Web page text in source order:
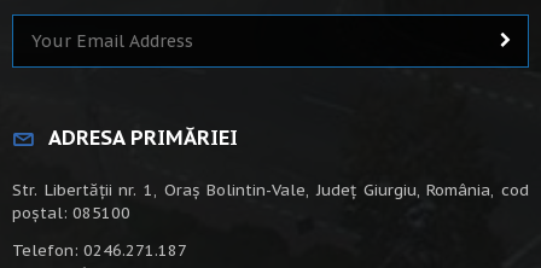
ADRESA PRIMĂRIEI
Str. Libertății nr. 1, Oraș Bolintin-Vale, Județ Giurgiu, România, cod
poștal: 085100
Telefon: 0246.271.187